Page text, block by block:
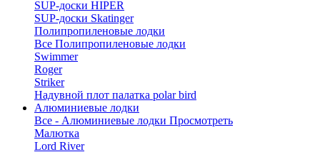
SUP-доски HIPER
SUP-доски Skatinger
Полипропиленовые лодки
Все Полипропиленовые лодки
Swimmer
Roger
Striker
Надувной плот палатка polar bird
Алюминиевые лодки
Все - Алюминиевые лодки Просмотреть
Малютка
Lord River